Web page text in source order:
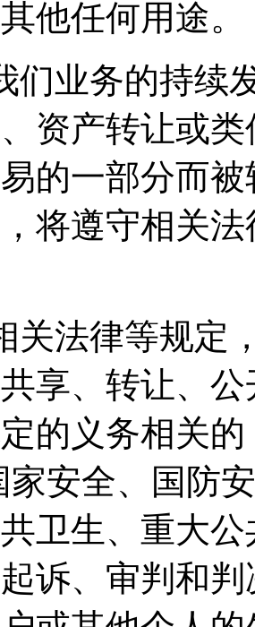
他任何用途。
们业务的持续
资产转让或
的一部分而
将遵守相关
关法律等规定
享、转让、
的义务相关
家安全、国防
卫生、重大
诉、审判和